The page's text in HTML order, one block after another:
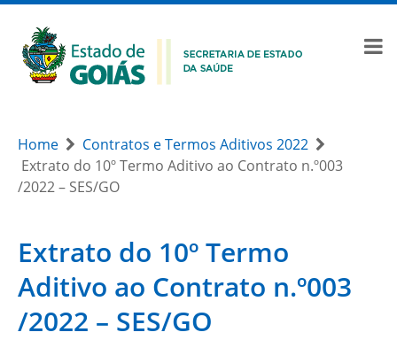
Home
Contratos e Termos Aditivos 2022
Extrato do 10º Termo Aditivo ao Contrato n.º003
/2022 – SES/GO
Extrato do 10º Termo
Aditivo ao Contrato n.º003
/2022 – SES/GO